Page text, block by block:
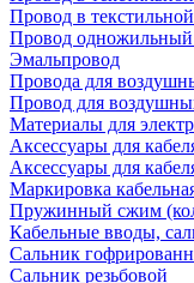
Провод в
Провод
Эмальпровод
Провода для
Провод для
Материалы для
Аксессуары для
Аксессуары для
Маркировка
Пружинный сжим
Кабельные вводы,
Сальник
Сальник резьбовой